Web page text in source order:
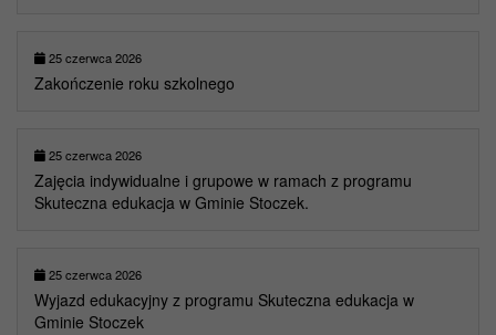
25 czerwca 2026
Zakończenie roku szkolnego
25 czerwca 2026
Zajęcia indywidualne i grupowe w ramach z programu
Skuteczna edukacja w Gminie Stoczek.
25 czerwca 2026
Wyjazd edukacyjny z programu Skuteczna edukacja w
Gminie Stoczek